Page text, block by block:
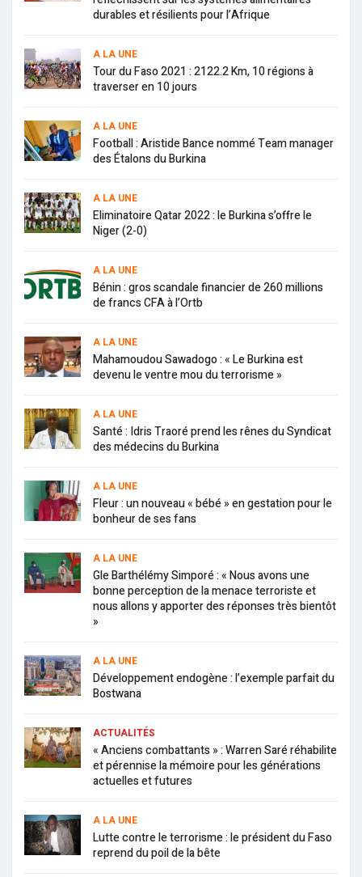
durables et résilients pour l’Afrique
A LA UNE
Tour du Faso 2021 : 2122.2 Km, 10 régions à
traverser en 10 jours
A LA UNE
Football : Aristide Bance nommé Team manager
des Étalons du Burkina
A LA UNE
Eliminatoire Qatar 2022 : le Burkina s’offre le
Niger (2-0)
A LA UNE
Bénin : gros scandale financier de 260 millions
de francs CFA à l’Ortb
A LA UNE
Mahamoudou Sawadogo : « Le Burkina est
devenu le ventre mou du terrorisme »
A LA UNE
Santé : Idris Traoré prend les rênes du Syndicat
des médecins du Burkina
A LA UNE
Fleur : un nouveau « bébé » en gestation pour le
bonheur de ses fans
A LA UNE
Gle Barthélémy Simporé : « Nous avons une
bonne perception de la menace terroriste et
nous allons y apporter des réponses très bientôt
»
A LA UNE
Développement endogène : l’exemple parfait du
Bostwana
ACTUALITÉS
« Anciens combattants » : Warren Saré réhabilite
et pérennise la mémoire pour les générations
actuelles et futures
A LA UNE
Lutte contre le terrorisme : le président du Faso
reprend du poil de la bête